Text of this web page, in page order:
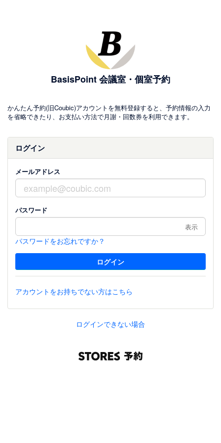
BasisPoint 会議室・個室予約
かんたん予約(旧Coubic)アカウントを無料登録すると、予約情報の入力
を省略できたり、お支払い方法で月謝・回数券を利用できます。
ログイン
メールアドレス
パスワード
表示
パスワードをお忘れですか？
アカウントをお持ちでない方はこちら
ログインできない場合